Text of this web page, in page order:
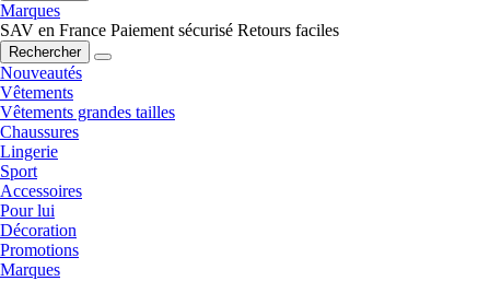
Marques
SAV en France Paiement sécurisé Retours faciles
Rechercher
Nouveautés
Vêtements
Vêtements grandes tailles
Chaussures
Lingerie
Sport
Accessoires
Pour lui
Décoration
Promotions
Marques